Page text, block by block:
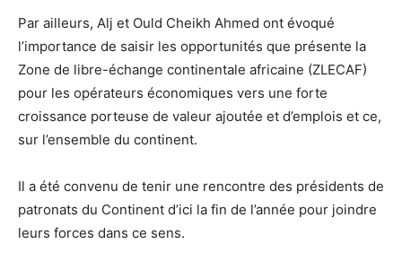
Par ailleurs, Alj et Ould Cheikh Ahmed ont évoqué
l’importance de saisir les opportunités que présente la
Zone de libre-échange continentale africaine (ZLECAF)
pour les opérateurs économiques vers une forte
croissance porteuse de valeur ajoutée et d’emplois et ce,
sur l’ensemble du continent.
Il a été convenu de tenir une rencontre des présidents de
patronats du Continent d’ici la fin de l’année pour joindre
leurs forces dans ce sens.